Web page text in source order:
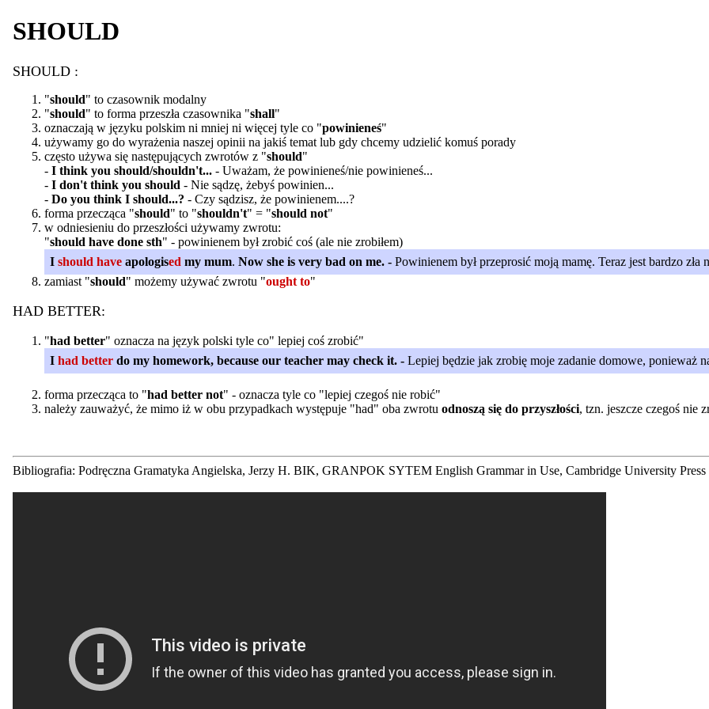
SHOULD
SHOULD :
"should" to czasownik modalny
"should" to forma przeszła czasownika "shall"
oznaczają w języku polskim ni mniej ni więcej tyle co "powinieneś"
używamy go do wyrażenia naszej opinii na jakiś temat lub gdy chcemy udzielić komuś porady
często używa się następujących zwrotów z "should"
- I think you should/shouldn't... - Uważam, że powinieneś/nie powinieneś...
- I don't think you should - Nie sądzę, żebyś powinien...
- Do you think I should...? - Czy sądzisz, że powinienem....?
forma przecząca "should" to "shouldn't" = "should not"
w odniesieniu do przeszłości używamy zwrotu:
"should have done sth" - powinienem był zrobić coś (ale nie zrobiłem)
I should have apologised my mum. Now she is very bad on me. - Powinienem był przeprosić moją mamę. Teraz jest bardzo zła
zamiast "should" możemy używać zwrotu "ought to"
HAD BETTER:
"had better" oznacza na język polski tyle co" lepiej coś zrobić"
I had better do my homework, because our teacher may check it. - Lepiej będzie jak zrobię moje zadanie domowe, ponieważ
forma przecząca to "had better not" - oznacza tyle co "lepiej czegoś nie robić"
należy zauważyć, że mimo iż w obu przypadkach występuje "had" oba zwrotu odnoszą się do przyszłości, tzn. jeszcze czegoś nie
Bibliografia: Podręczna Gramatyka Angielska, Jerzy H. BIK, GRANPOK SYTEM English Grammar in Use, Cambridge University Press